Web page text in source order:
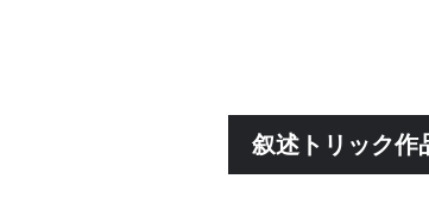
叙述トリック作